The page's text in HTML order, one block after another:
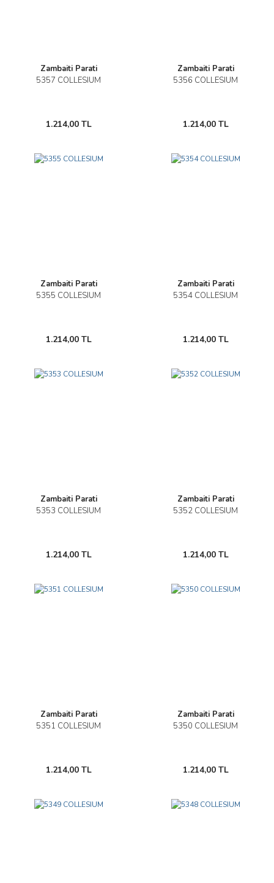
Zambaiti Parati
5357 COLLESIUM
1.214,00 TL
Zambaiti Parati
5356 COLLESIUM
1.214,00 TL
Zambaiti Parati
5355 COLLESIUM
1.214,00 TL
Zambaiti Parati
5354 COLLESIUM
1.214,00 TL
Zambaiti Parati
5353 COLLESIUM
1.214,00 TL
Zambaiti Parati
5352 COLLESIUM
1.214,00 TL
Zambaiti Parati
5351 COLLESIUM
1.214,00 TL
Zambaiti Parati
5350 COLLESIUM
1.214,00 TL